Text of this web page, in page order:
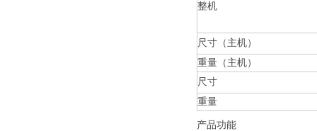
整机
尺寸（主机）
重量（主机）
尺寸
重量
产品功能